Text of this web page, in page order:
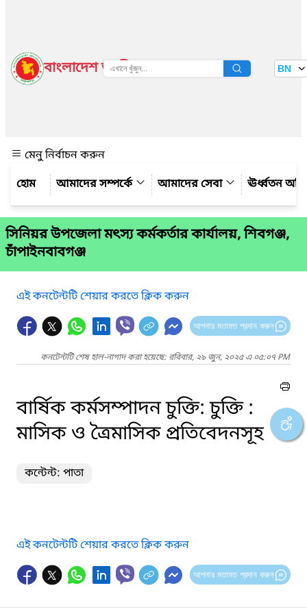
বাংলাদেশ জাতীয় তথ্য বাতায়ন BN
মেনু নির্বাচন করুন
আমাদের সম্পর্কে
আমাদের সেবা ঊর্ধ্বতন
সিনিয়র উপজেলা মৎস্য কর্মকর্তার কার্যালয়, শিবগঞ্জ,
চাঁপাইনবাবগঞ্জ
এই কনটেন্টটি শেয়ার করতে ক্লিক করুন
আপনার মতামত প্রদান করুন
কনটেন্টটি শেষ হাল-নাগাদ করা হয়েছে: রবিবার, ২৯ জুন, ২০২৫ এ ০৫:০৭ PM
বার্ষিক কর্মসম্পাদন চুক্তি: চুক্তি :
মাসিক ও ত্রৈমাসিক প্রতিবেদনসূহ
কন্টেন্ট: পাতা
এই কনটেন্টটি শেয়ার করতে ক্লিক করুন
আপনার মতামত প্রদান করুন